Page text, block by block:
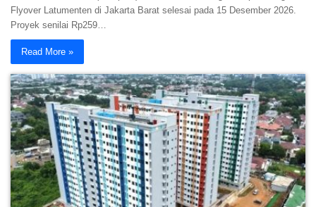
Flyover Latumenten di Jakarta Barat selesai pada 15 Desember 2026.
Proyek senilai Rp259…
Read More »